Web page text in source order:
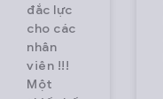
đắc lực
cho các
nhân
viên !!!
Một